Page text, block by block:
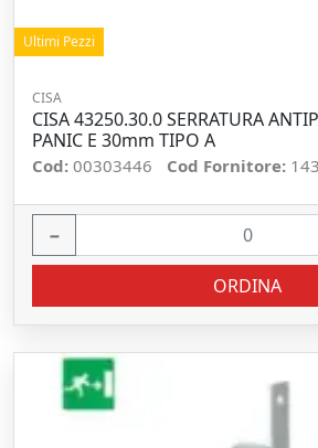
Ultimi Pezzi
CISA
CISA 43250.30.0 SERRATURA
PANIC E 30mm TIPO A
Cod: 00303446 Cod Fornitore:
−
ORDINA